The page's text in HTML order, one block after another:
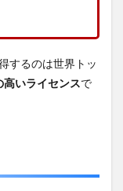
するのは世界トッ
高いライセンスで